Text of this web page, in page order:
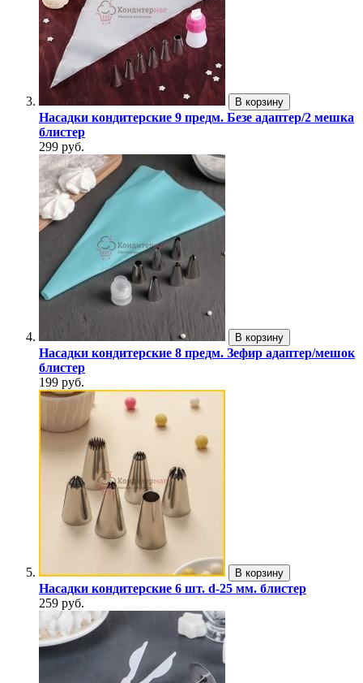
В корзину
Насадки кондитерские 9 предм. Безе адаптер/2 мешка
блистер
299 руб.
В корзину
Насадки кондитерские 8 предм. Зефир адаптер/мешок
блистер
199 руб.
В корзину
Насадки кондитерские 6 шт. d-25 мм. блистер
259 руб.